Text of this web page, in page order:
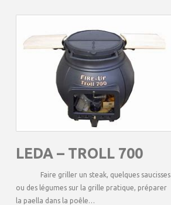
LEDA – TROLL 700
Faire griller un steak, quelques saucisses
ou des légumes sur la grille pratique, préparer
la paella dans la poêle…